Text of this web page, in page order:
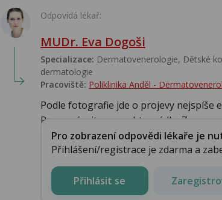
Odpovídá lékař:
MUDr. Eva Dogoši
Specializace: Dermatovenerologie, Dětské
dermatologie
Pracoviště: Poliklinika Anděl -
Podle fotografie jde o projevy nejspíše
Promazávejte, vynechte mýdlo. Z...
Pro zobrazení odpovědi lékaře je
Přihlášení/registrace je zdarma a
Přihlásit se